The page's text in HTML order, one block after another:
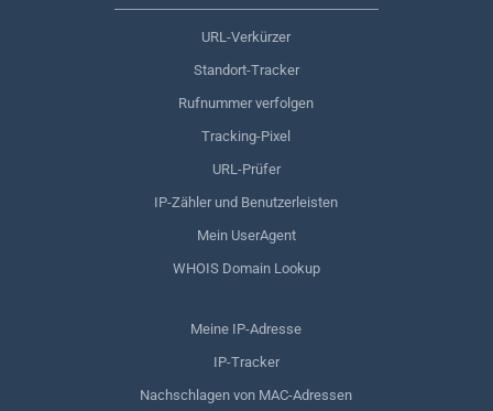
URL-Verkürzer
Standort-Tracker
Rufnummer verfolgen
Tracking-Pixel
URL-Prüfer
IP-Zähler und Benutzerleisten
Mein UserAgent
WHOIS Domain Lookup
Meine IP-Adresse
IP-Tracker
Nachschlagen von MAC-Adressen